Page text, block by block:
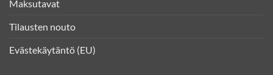
Maksutavat
Tilausten nouto
Evästekäytäntö (EU)